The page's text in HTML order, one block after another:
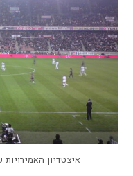
איצטדיון